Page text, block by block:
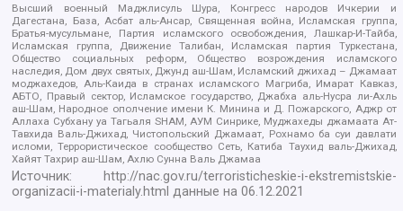
Высший военный Маджлисуль Шура, Конгресс народов Ичкерии и
Дагестана, База, Асбат аль-Ансар, Священная война, Исламская группа,
Братья-мусульмане, Партия исламского освобождения, Лашкар-И-Тайба,
Исламская группа, Движение Талибан, Исламская партия Туркестана,
Общество социальных реформ, Общество возрождения исламского
наследия, Дом двух святых, Джунд аш-Шам, Исламский джихад – Джамаат
моджахедов, Аль-Каида в странах исламского Магриба, Имарат Кавказ,
АБТО, Правый сектор, Исламское государство, Джабха аль-Нусра ли-Ахль
аш-Шам, Народное ополчение имени К. Минина и Д. Пожарского, Аджр от
Аллаха Субхану уа Тагьаля SHAM, АУМ Синрике, Муджахеды джамаата Ат-
Тавхида Валь-Джихад, Чистопольский Джамаат, Рохнамо ба суи давлати
исломи, Террористическое сообщество Сеть, Катиба Таухид валь-Джихад,
Хайят Тахрир аш-Шам, Ахлю Сунна Валь Джамаа
Источник:
http://nac.gov.ru/terroristicheskie-i-ekstremistskie-
organizacii-i-materialy.html данные на06.12.2021